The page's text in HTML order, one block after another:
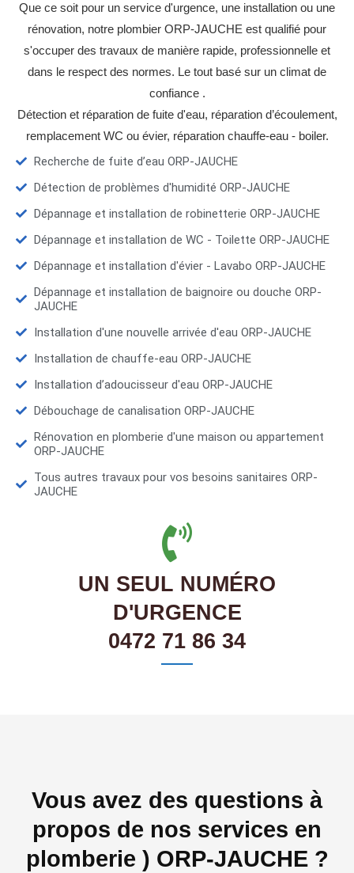
Que ce soit pour un service d'urgence, une installation ou une
rénovation, notre plombier ORP-JAUCHE est qualifié pour
s'occuper des travaux de manière rapide, professionnelle et
dans le respect des normes. Le tout basé sur un climat de
confiance .
Détection et réparation de fuite d'eau, réparation d’écoulement,
remplacement WC ou évier, réparation chauffe-eau - boiler.
Recherche de fuite d’eau ORP-JAUCHE
Détection de problèmes d'humidité ORP-JAUCHE
Dépannage et installation de robinetterie ORP-JAUCHE
Dépannage et installation de WC - Toilette ORP-JAUCHE
Dépannage et installation d'évier - Lavabo ORP-JAUCHE
Dépannage et installation de baignoire ou douche ORP-
JAUCHE
Installation d'une nouvelle arrivée d'eau ORP-JAUCHE
Installation de chauffe-eau ORP-JAUCHE
Installation d’adoucisseur d'eau ORP-JAUCHE
Débouchage de canalisation ORP-JAUCHE
Rénovation en plomberie d'une maison ou appartement
ORP-JAUCHE
Tous autres travaux pour vos besoins sanitaires ORP-
JAUCHE
UN SEUL NUMÉRO
D'URGENCE
0472 71 86 34
Vous avez des questions à
propos de nos services en
plomberie ) ORP-JAUCHE ?